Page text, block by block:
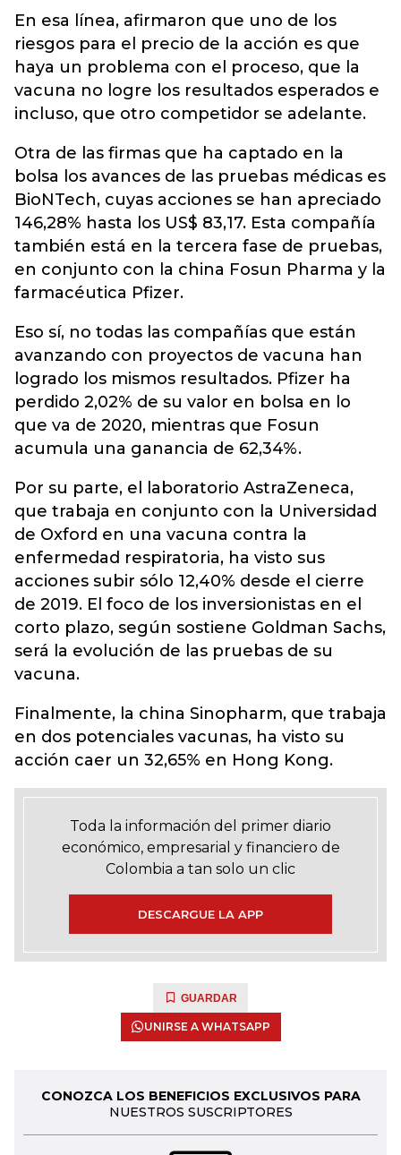
En esa línea, afirmaron que uno de los
riesgos para el precio de la acción es que
haya un problema con el proceso, que la
vacuna no logre los resultados esperados e
incluso, que otro competidor se adelante.
Otra de las firmas que ha captado en la
bolsa los avances de las pruebas médicas es
BioNTech, cuyas acciones se han apreciado
146,28% hasta los US$ 83,17. Esta compañía
también está en la tercera fase de pruebas,
en conjunto con la china Fosun Pharma y la
farmacéutica Pfizer.
Eso sí, no todas las compañías que están
avanzando con proyectos de vacuna han
logrado los mismos resultados. Pfizer ha
perdido 2,02% de su valor en bolsa en lo
que va de 2020, mientras que Fosun
acumula una ganancia de 62,34%.
Por su parte, el laboratorio AstraZeneca,
que trabaja en conjunto con la Universidad
de Oxford en una vacuna contra la
enfermedad respiratoria, ha visto sus
acciones subir sólo 12,40% desde el cierre
de 2019. El foco de los inversionistas en el
corto plazo, según sostiene Goldman Sachs,
será la evolución de las pruebas de su
vacuna.
Finalmente, la china Sinopharm, que trabaja
en dos potenciales vacunas, ha visto su
acción caer un 32,65% en Hong Kong.
Toda la información del primer diario
económico, empresarial y financiero de
Colombia a tan solo un clic
DESCARGUE LA APP
GUARDAR
UNIRSE A WHATSAPP
CONOZCA LOS BENEFICIOS EXCLUSIVOS PARA
NUESTROS SUSCRIPTORES